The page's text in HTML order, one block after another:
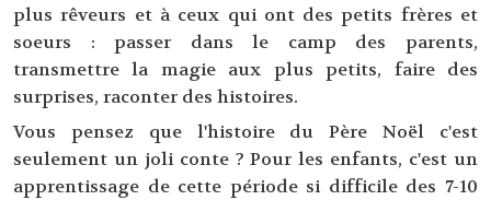
plus rêveurs et à ceux qui ont des petits frères et
soeurs : passer dans le camp des parents,
transmettre la magie aux plus petits, faire des
surprises, raconter des histoires.
Vous pensez que l'histoire du Père Noël c'est
seulement un joli conte ? Pour les enfants, c'est un
apprentissage de cette période si difficile des 7-10